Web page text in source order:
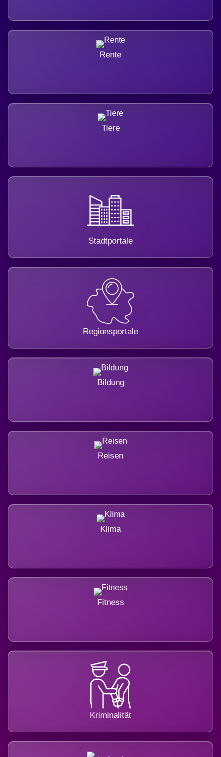
Rente
Tiere
Stadtportale
Regionsportale
Bildung
Reisen
Klima
Fitness
Kriminalität